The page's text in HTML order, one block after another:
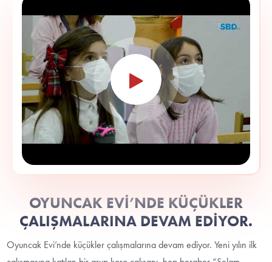
OYUNCAK EVİ’NDE KÜÇÜKLER
ÇALIŞMALARINA DEVAM EDİYOR.
Oyuncak Evi’nde küçükler çalışmalarına devam ediyor. Yeni yılın ilk